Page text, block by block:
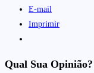
E-mail
Imprimir
Qual Sua